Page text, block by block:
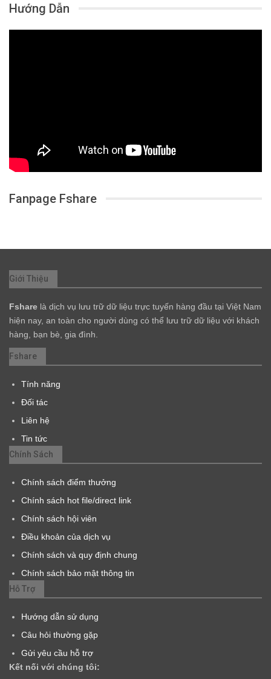
Hướng Dẫn
Fanpage Fshare
Giới Thiệu
Fshare là dịch vụ lưu trữ dữ liệu trực tuyến hàng đầu tại Việt Nam
hiện nay, an toàn cho người dùng có thể lưu trữ dữ liệu với khách
hàng, bạn bè, gia đình.
Fshare
Tính năng
Đối tác
Liên hệ
Tin tức
Chính Sách
Chính sách điểm thưởng
Chính sách hot file/direct link
Chính sách hội viên
Điều khoản của dịch vụ
Chính sách và quy định chung
Chính sách bảo mật thông tin
Hỗ Trợ
Hướng dẫn sử dụng
Câu hỏi thường gặp
Gửi yêu cầu hỗ trợ
Kết nối với chúng tôi: